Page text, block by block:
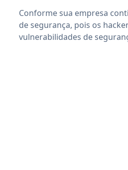
Conforme sua empresa
de segurança, pois os
vulnerabilidades de